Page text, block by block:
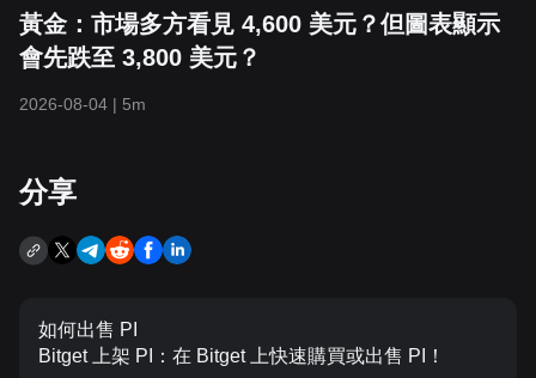
黃金：市場多方看見 4,600 美元？但圖表顯示
會先跌至 3,800 美元？
2026-08-04 | 5m
分享
如何出售 PI
Bitget 上架 PI：在 Bitget 上快速購買或出售 PI！